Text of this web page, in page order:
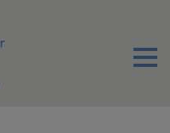
Menu